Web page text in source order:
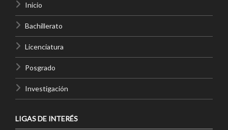
Inicio
Bachillerato
Licenciatura
Posgrado
Investigación
LIGAS DE INTERÉS